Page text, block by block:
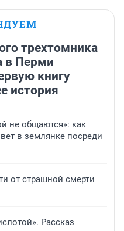
трехтомника
в Перми
книгу
история
не общаются»: как
в землянке посреди
от страшной смерти
Рассказ